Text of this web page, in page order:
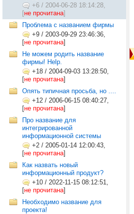
+6 / 2004-06-28 18:14:28,
[не прочитана]
Проблема с названием фирмы
+9 / 2003-09-29 23:46:36,
[не прочитана]
Не можем родить название
фирмы! Help.
+18 / 2004-09-03 13:28:50,
[не прочитана]
Опять типичная просьба, но ....
+12 / 2006-06-15 08:40:27,
[не прочитана]
Про название для
интегрированной
информационной системы
+2 / 2005-01-14 12:00:43,
[не прочитана]
Как назвать новый
информационный продукт?
+10 / 2022-11-15 08:12:51,
[не прочитана]
Необходимо название для
проекта!